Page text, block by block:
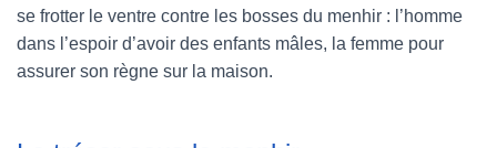
se frotter le ventre contre les bosses du menhir : l’homme
dans l’espoir d’avoir des enfants mâles, la femme pour
assurer son règne sur la maison.